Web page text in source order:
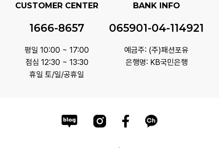
CUSTOMER CENTER
1666-8657
평일 10:00 ~ 17:00
점심 12:30 ~ 13:30
휴일 토/일/공휴일
BANK INFO
065901-04-114921
예금주: (주)패션포유
은행명: KB국민은행